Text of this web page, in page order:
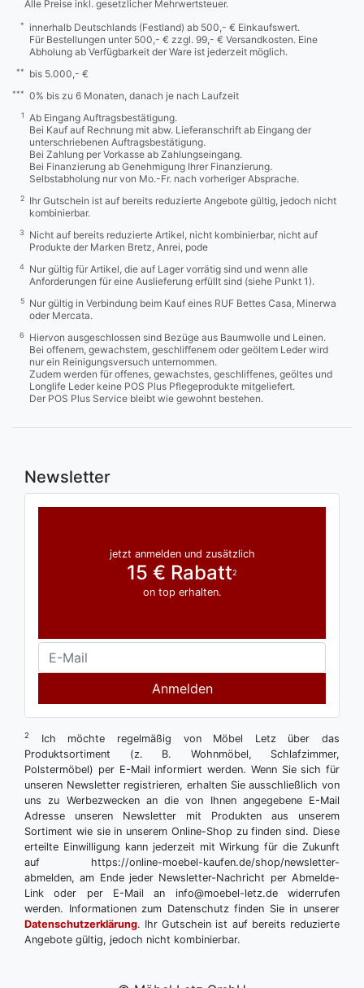
Alle Preise inkl. gesetzlicher Mehrwertsteuer.
*
innerhalb Deutschlands (Festland) ab 500,- € Einkaufswert.
Für Bestellungen unter 500,- € zzgl. 99,- € Versandkosten. Eine
Abholung ab Verfügbarkeit der Ware ist jederzeit möglich.
** bis 5.000,- €
*** 0% bis zu 6 Monaten, danach je nach Laufzeit
1
Ab Eingang Auftragsbestätigung.
Bei Kauf auf Rechnung mit abw. Lieferanschrift ab Eingang der
unterschriebenen Auftragsbestätigung.
Bei Zahlung per Vorkasse ab Zahlungseingang.
Bei Finanzierung ab Genehmigung Ihrer Finanzierung.
Selbstabholung nur von Mo.-Fr. nach vorheriger Absprache.
2
Ihr Gutschein ist auf bereits reduzierte Angebote gültig, jedoch nicht
kombinierbar.
3
Nicht auf bereits reduzierte Artikel, nicht kombinierbar, nicht auf
Produkte der Marken Bretz, Anrei, pode
4
Nur gültig für Artikel, die auf Lager vorrätig sind und wenn alle
Anforderungen für eine Auslieferung erfüllt sind (siehe Punkt 1).
5
Nur gültig in Verbindung beim Kauf eines RUF Bettes Casa, Minerwa
oder Mercata.
6
Hiervon ausgeschlossen sind Bezüge aus Baumwolle und Leinen.
Bei offenem, gewachstem, geschliffenem oder geöltem Leder wird
nur ein Reinigungsversuch unternommen.
Zudem werden für offenes, gewachstes, geschliffenes, geöltes und
Longlife Leder keine POS Plus Pflegeprodukte mitgeliefert.
Der POS Plus Service bleibt wie gewohnt bestehen.
Newsletter
jetzt anmelden und zusätzlich
15 € Rabatt2
on top erhalten.
Anmelden
2
Ich möchte regelmäßig von Möbel Letz über das
Produktsortiment (z. B. Wohnmöbel, Schlafzimmer,
Polstermöbel) per E-Mail informiert werden. Wenn Sie sich für
unseren Newsletter registrieren, erhalten Sie ausschließlich von
uns zu Werbezwecken an die von Ihnen angegebene E-Mail
Adresse unseren Newsletter mit Produkten aus unserem
Sortiment wie sie in unserem Online-Shop zu finden sind. Diese
erteilte Einwilligung kann jederzeit mit Wirkung für die Zukunft
auf https://online-moebel-kaufen.de/shop/newsletter-
abmelden, am Ende jeder Newsletter-Nachricht per Abmelde-
Link oder per E-Mail an info@moebel-letz.de widerrufen
werden. Informationen zum Datenschutz finden Sie in unserer
Datenschutzerklärung. Ihr Gutschein ist auf bereits reduzierte
Angebote gültig, jedoch nicht kombinierbar.